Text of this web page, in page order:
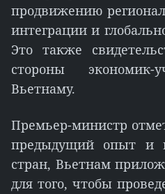
продвижению
интеграции и
Это также
стороны
Вьетнаму.
Премьер-министр
предыдущий опыт и
стран, Вьетнам
для того, чтобы